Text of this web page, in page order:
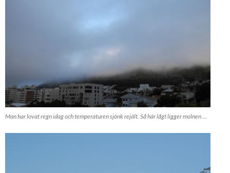
Man har lovat regn idag och temperaturen sjönk rejält. Så här lågt ligger molnen …